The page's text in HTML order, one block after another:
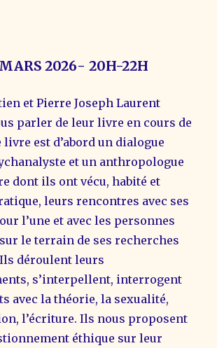
2026- 20H-22H
et Pierre Joseph Laurent
parler de leur livre en cours de
livre est d’abord un dialogue
et un anthropologue
dont ils ont vécu, habité et
leurs rencontres avec ses
l’une et avec les personnes
le terrain de ses recherches
déroulent leurs
s’interpellent, interrogent
avec la théorie, la sexualité,
l’écriture. Ils nous proposent
éthique sur leur